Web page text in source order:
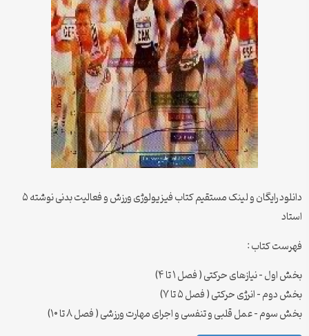
دانلود رایگان و لینک مستقیم کتاب فیزیولوژی ورزش و فعالیت بدنی نوشته ۵
استاد
فهرست کتاب :
بخش اول – نیازهای حرکتی ( فصل ۱ تا ۴)
بخش دوم – انرژی حرکتی ( فصل ۵ تا ۷)
بخش سوم – عمل قلبی و تنفسی و اجرای مهارت ورزشی ( فصل ۸ تا ۱۰)